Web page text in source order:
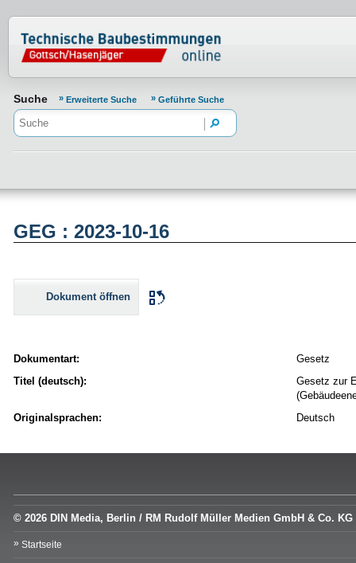
Normenportal Barrierefreiheit
Suche Erweiterte Suche Geführte Suche
GEG : 2023-10-16
Dokument öffnen
Dokumentart:
Gesetz
Titel (deutsch):
Gesetz zur
Originalsprachen:
Deutsch
© 2026 DIN Media, Berlin / RM Rudolf Müller Medien GmbH & Co. KG
Startseite